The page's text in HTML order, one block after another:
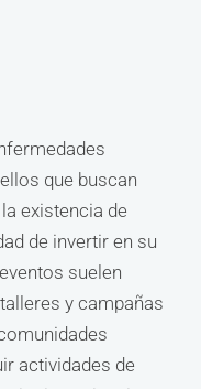
que buscan
existencia de
de invertir en su
suelen
y campañas
actividades de